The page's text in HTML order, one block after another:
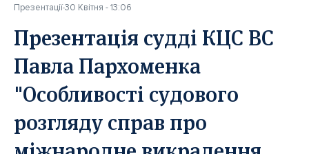
Повне ім’я*
Email*
Ваша посада*
Презентації30 Квітня - 13:06
Презентація судді КЦС ВС
Павла Пархоменка
"Особливості судового
розгляду справ про
Повне ім’я*
Email*
Ваша посада*